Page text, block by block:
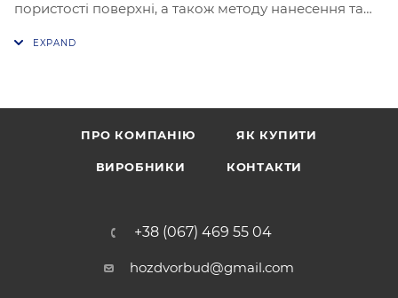
пористості поверхні, а також методу нанесення та
ПРО КОМПАНІЮ ЯК КУПИТИ
ВИРОБНИКИ КОНТАКТИ
+38 (067) 469 55 04
hozdvorbud@gmail.com